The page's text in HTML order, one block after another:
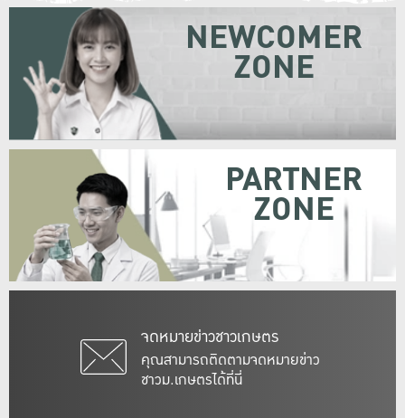
จดหมายข่าวชาวเกษตร
คุณสามารถติดตามจดหมายข่าว
ชาวม.เกษตรได้ที่นี่
NEWCOMER
ZONE
PARTNER
ZONE